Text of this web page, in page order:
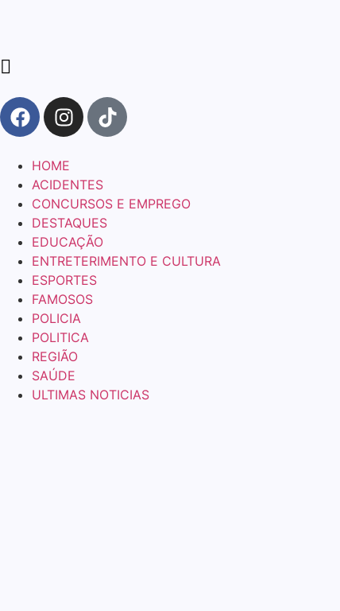
HOME
ACIDENTES
CONCURSOS E EMPREGO
DESTAQUES
EDUCAÇÃO
ENTRETERIMENTO E CULTURA
ESPORTES
FAMOSOS
POLICIA
POLITICA
REGIÃO
SAÚDE
ULTIMAS NOTICIAS